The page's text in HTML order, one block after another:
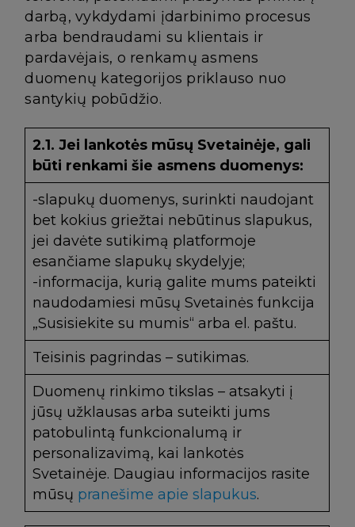
darbą, vykdydami įdarbinimo procesus
arba bendraudami su klientais ir
pardavėjais, o renkamų asmens
duomenų kategorijos priklauso nuo
santykių pobūdžio.
2.1. Jei lankotės mūsų Svetainėje, gali
būti renkami šie asmens duomenys:
-slapukų duomenys, surinkti naudojant
bet kokius griežtai nebūtinus slapukus,
jei davėte sutikimą platformoje
esančiame slapukų skydelyje;
-informacija, kurią galite mums pateikti
naudodamiesi mūsų Svetainės funkcija
„Susisiekite su mumis“ arba el. paštu.
Teisinis pagrindas – sutikimas.
Duomenų rinkimo tikslas – atsakyti į
jūsų užklausas arba suteikti jums
patobulintą funkcionalumą ir
personalizavimą, kai lankotės
Svetainėje. Daugiau informacijos rasite
mūsų pranešime apie slapukus.